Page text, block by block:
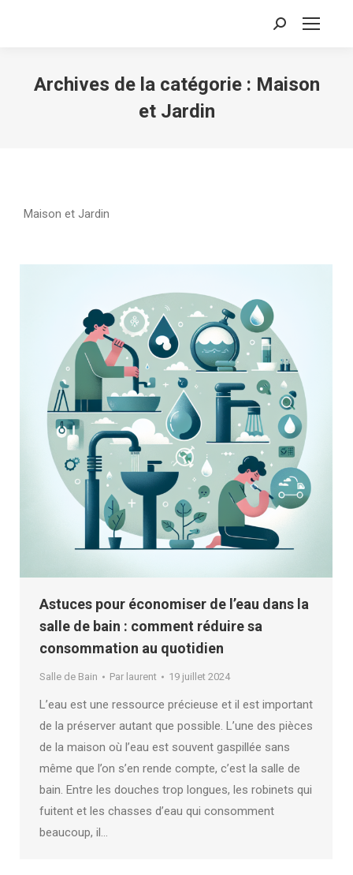
Recherche
Archives de la catégorie : Maison
et Jardin
Maison et Jardin
Astuces pour économiser de l’eau dans la
salle de bain : comment réduire sa
consommation au quotidien
Salle de Bain Par laurent 19 juillet 2024
L’eau est une ressource précieuse et il est important
de la préserver autant que possible. L’une des pièces
de la maison où l’eau est souvent gaspillée sans
même que l’on s’en rende compte, c’est la salle de
bain. Entre les douches trop longues, les robinets qui
fuitent et les chasses d’eau qui consomment
beaucoup, il…